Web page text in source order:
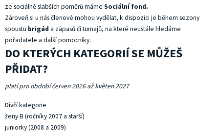
ze sociálně slabších poměrů máme Sociální fond.
Zároveň si u nás členové mohou vydělat, k dispozici je během sezony
spoustu brigád a zápasů či turnajů, na které neustále hledáme
pořadatele a další pomocníky.
DO KTERÝCH KATEGORIÍ SE MŮŽEŠ
PŘIDAT?
platí pro období červen 2026 až květen 2027
Dívčí kategorie
ženy B (ročníky 2007 a starší)
juniorky (2008 a 2009)